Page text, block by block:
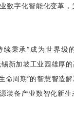
数字化智能化变革
秉承“成为世界级
新加坡工业园雄厚
命周期”的智慧智造解
装备产业数智化新